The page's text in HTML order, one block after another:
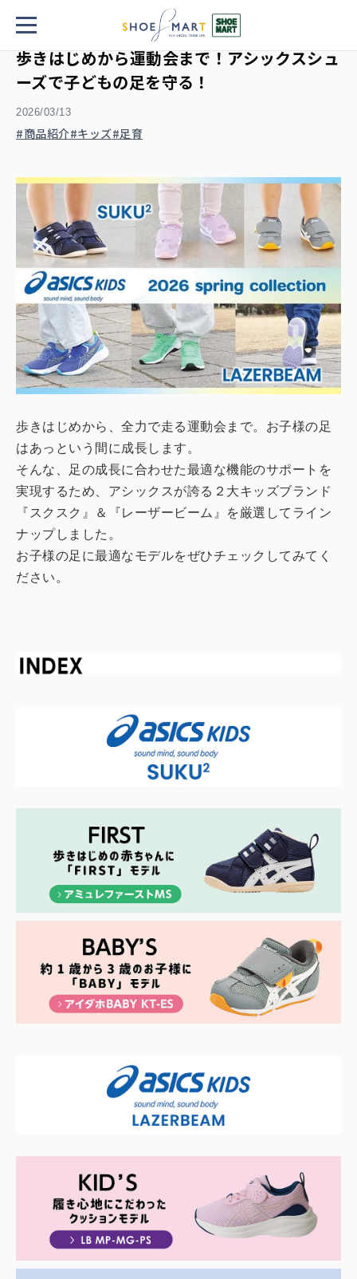
TOP
2026/03/13
歩きはじめから運動会まで！アシックスシュ
ーズで子どもの足を守る！
歩きはじめから、全力で走る運動会まで。お子様の足
はあっという間に成長します。
そんな、足の成長に合わせた最適な機能のサポートを
実現するため、アシックスが誇る２大キッズブランド
『スクスク』＆『レーザービーム』を厳選してライン
ナップしました。
お子様の足に最適なモデルをぜひチェックしてみてく
ださい。
商品紹介 キッズ 足育